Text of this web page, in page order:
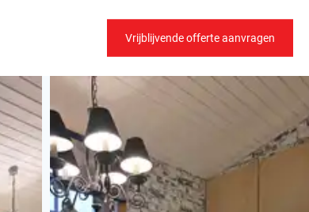
Vrijblijvende offerte aanvragen